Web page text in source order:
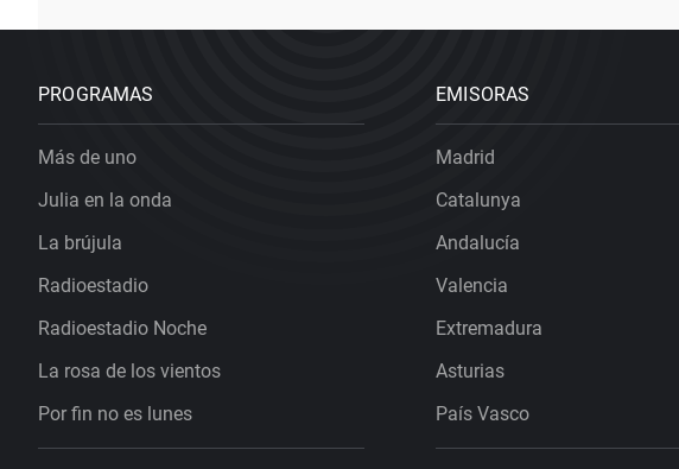
PROGRAMAS
Más de uno
Julia en la onda
La brújula
Radioestadio
Radioestadio Noche
La rosa de los vientos
Por fin no es lunes
EMISORAS
Madrid
Catalunya
Andalucía
Valencia
Extremadura
Asturias
País Vasco